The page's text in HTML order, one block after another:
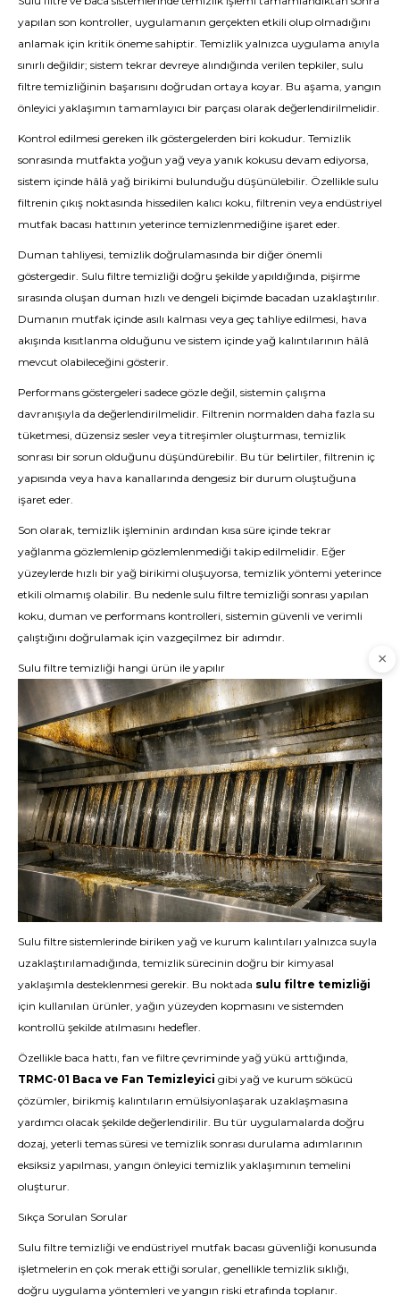
yapılan son kontroller, uygulamanın gerçekten etkili olup olmadığını
anlamak için kritik öneme sahiptir. Temizlik yalnızca uygulama anıyla
sınırlı değildir; sistem tekrar devreye alındığında verilen tepkiler, sulu
filtre temizliğinin başarısını doğrudan ortaya koyar. Bu aşama, yangın
önleyici yaklaşımın tamamlayıcı bir parçası olarak değerlendirilmelidir.
Kontrol edilmesi gereken ilk göstergelerden biri kokudur. Temizlik
sonrasında mutfakta yoğun yağ veya yanık kokusu devam ediyorsa,
sistem içinde hâlâ yağ birikimi bulunduğu düşünülebilir. Özellikle sulu
filtrenin çıkış noktasında hissedilen kalıcı koku, filtrenin veya endüstriyel
mutfak bacası hattının yeterince temizlenmediğine işaret eder.
Duman tahliyesi, temizlik doğrulamasında bir diğer önemli
göstergedir. Sulu filtre temizliği doğru şekilde yapıldığında, pişirme
sırasında oluşan duman hızlı ve dengeli biçimde bacadan uzaklaştırılır.
Dumanın mutfak içinde asılı kalması veya geç tahliye edilmesi, hava
akışında kısıtlanma olduğunu ve sistem içinde yağ kalıntılarının hâlâ
mevcut olabileceğini gösterir.
Performans göstergeleri sadece gözle değil, sistemin çalışma
davranışıyla da değerlendirilmelidir. Filtrenin normalden daha fazla su
tüketmesi, düzensiz sesler veya titreşimler oluşturması, temizlik
sonrası bir sorun olduğunu düşündürebilir. Bu tür belirtiler, filtrenin iç
yapısında veya hava kanallarında dengesiz bir durum oluştuğuna
işaret eder.
Son olarak, temizlik işleminin ardından kısa süre içinde tekrar
yağlanma gözlemlenip gözlemlenmediği takip edilmelidir. Eğer
yüzeylerde hızlı bir yağ birikimi oluşuyorsa, temizlik yöntemi yeterince
etkili olmamış olabilir. Bu nedenle sulu filtre temizliği sonrası yapılan
koku, duman ve performans kontrolleri, sistemin güvenli ve verimli
çalıştığını doğrulamak için vazgeçilmez bir adımdır.
Sulu filtre temizliği hangi ürün ile yapılır
Sulu filtre sistemlerinde biriken yağ ve kurum kalıntıları yalnızca suyla
uzaklaştırılamadığında, temizlik sürecinin doğru bir kimyasal
yaklaşımla desteklenmesi gerekir. Bu noktada sulu filtre temizliği
için kullanılan ürünler, yağın yüzeyden kopmasını ve sistemden
kontrollü şekilde atılmasını hedefler.
Özellikle baca hattı, fan ve filtre çevriminde yağ yükü arttığında,
TRMC-01 Baca ve Fan Temizleyici gibi yağ ve kurum sökücü
çözümler, birikmiş kalıntıların emülsiyonlaşarak uzaklaşmasına
yardımcı olacak şekilde değerlendirilir. Bu tür uygulamalarda doğru
dozaj, yeterli temas süresi ve temizlik sonrası durulama adımlarının
eksiksiz yapılması, yangın önleyici temizlik yaklaşımının temelini
oluşturur.
Sıkça Sorulan Sorular
Sulu filtre temizliği ve endüstriyel mutfak bacası güvenliği konusunda
işletmelerin en çok merak ettiği sorular, genellikle temizlik sıklığı,
doğru uygulama yöntemleri ve yangın riski etrafında toplanır.